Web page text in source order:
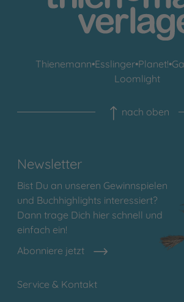
Thienemann•Esslinger•Planet!•
Loomlight
nach oben
Newsletter
Bist Du an unseren Gewinnspielen
und Buchhighlights interessiert?
Dann trage Dich hier schnell und
einfach ein!
Abonniere jetzt
Service & Kontakt